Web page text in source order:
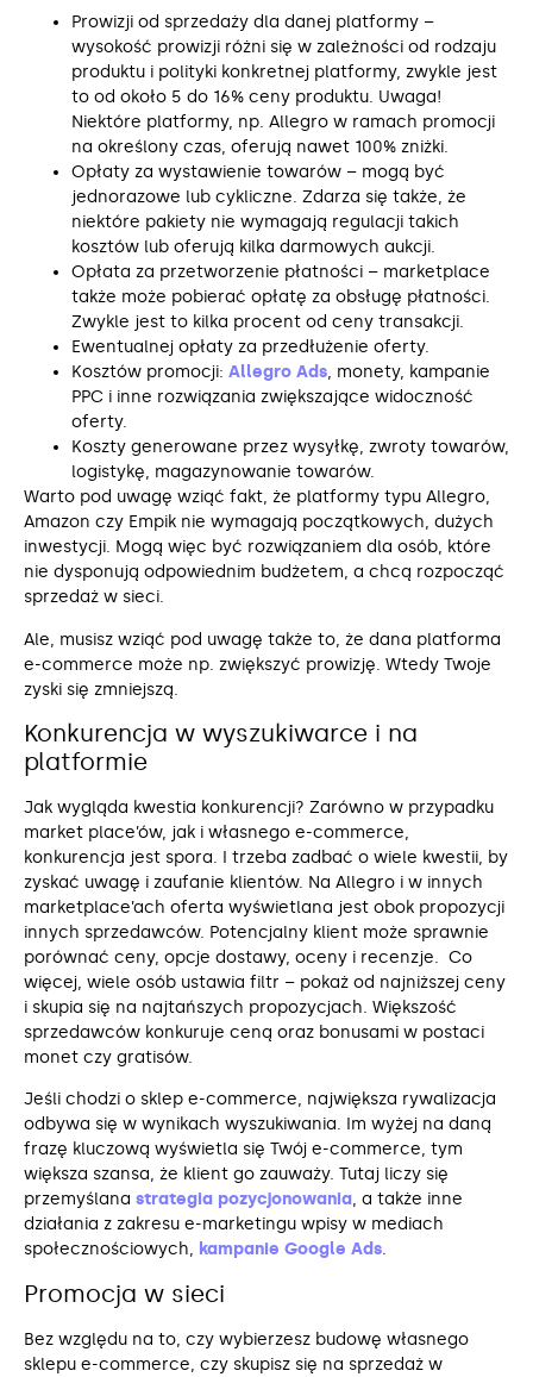
Prowizji od sprzedaży dla danej platformy –
wysokość prowizji różni się w zależności od rodzaju
produktu i polityki konkretnej platformy, zwykle jest
to od około 5 do 16% ceny produktu. Uwaga!
Niektóre platformy, np. Allegro w ramach promocji
na określony czas, oferują nawet 100% zniżki.
Opłaty za wystawienie towarów – mogą być
jednorazowe lub cykliczne. Zdarza się także, że
niektóre pakiety nie wymagają regulacji takich
kosztów lub oferują kilka darmowych aukcji.
Opłata za przetworzenie płatności – marketplace
także może pobierać opłatę za obsługę płatności.
Zwykle jest to kilka procent od ceny transakcji.
Ewentualnej opłaty za przedłużenie oferty.
Kosztów promocji: Allegro Ads, monety, kampanie
PPC i inne rozwiązania zwiększające widoczność
oferty.
Koszty generowane przez wysyłkę, zwroty towarów,
logistykę, magazynowanie towarów.
Warto pod uwagę wziąć fakt, że platformy typu Allegro,
Amazon czy Empik nie wymagają początkowych, dużych
inwestycji. Mogą więc być rozwiązaniem dla osób, które
nie dysponują odpowiednim budżetem, a chcą rozpocząć
sprzedaż w sieci.
Ale, musisz wziąć pod uwagę także to, że dana platforma
e-commerce może np. zwiększyć prowizję. Wtedy Twoje
zyski się zmniejszą.
Konkurencja w wyszukiwarce i na
platformie
Jak wygląda kwestia konkurencji? Zarówno w przypadku
market place’ów, jak i własnego e-commerce,
konkurencja jest spora. I trzeba zadbać o wiele kwestii, by
zyskać uwagę i zaufanie klientów. Na Allegro i w innych
marketplace’ach oferta wyświetlana jest obok propozycji
innych sprzedawców. Potencjalny klient może sprawnie
porównać ceny, opcje dostawy, oceny i recenzje. Co
więcej, wiele osób ustawia filtr – pokaż od najniższej ceny
i skupia się na najtańszych propozycjach. Większość
sprzedawców konkuruje ceną oraz bonusami w postaci
monet czy gratisów.
Jeśli chodzi o sklep e-commerce, największa rywalizacja
odbywa się w wynikach wyszukiwania. Im wyżej na daną
frazę kluczową wyświetla się Twój e-commerce, tym
większa szansa, że klient go zauważy. Tutaj liczy się
przemyślana strategia pozycjonowania, a także inne
działania z zakresu e-marketingu wpisy w mediach
społecznościowych, kampanie Google Ads.
Promocja w sieci
Bez względu na to, czy wybierzesz budowę własnego
sklepu e-commerce, czy skupisz się na sprzedaż w